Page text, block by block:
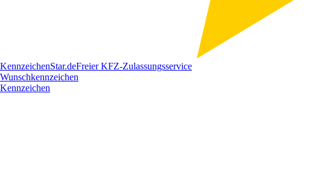
KennzeichenStar.deFreier KFZ-Zulassungsservice
Wunschkennzeichen
Kennzeichen